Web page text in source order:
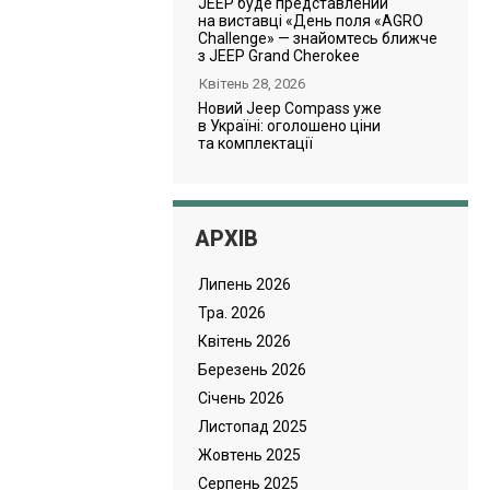
на виставці «День поля «AGRO
Challenge» — знайомтесь ближче
з JEEP Grand Cherokee
Квітень 28, 2026
Новий Jeep Compass уже
в Україні: оголошено ціни
та комплектації
АРХІВ
Липень 2026
Тра. 2026
Квітень 2026
Березень 2026
Cічень 2026
Листопад 2025
Жовтень 2025
Серпень 2025